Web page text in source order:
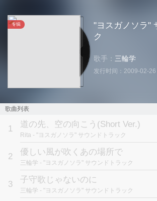
专辑
"ヨスガノソラ"
ク
歌手： 三輪学
发行时间： 2009-02-26
歌曲列表
1 道の先、空の向こう(Short Ver.)
Rita - "ヨスガノソラ" サウンドトラック
2 優しい風が吹くあの場所で
三輪学 - "ヨスガノソラ" サウンドトラック
3 子守歌じゃないのに
三輪学 - "ヨスガノソラ" サウンドトラック